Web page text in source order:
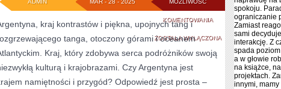
MOŻLIWOŚĆ
KOMENTOWANIAARGENTYNA:
KRAINA
NAMIĘTNOŚCI
ZOSTAŁA WYŁĄCZONA
MAR - 28 - 2025
ADMIN
kraj kontrastów i piękna, upojnych tang i
tanga, otoczony górami i oceanem
Kraj, który zdobywa serca podróżników swoją
kulturą i krajobrazami. Czy Argentyna jest
namiętności i przygód? Odpowiedź jest prosta –
spokoju.
ograniczanie
Zamiast
sami
interakcję. Z
spada
a w głowie
na książce,
projektach.
innymi,